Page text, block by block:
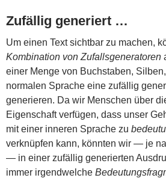
Zufällig generiert …
Um einen Text sichtbar zu machen,
Kombination von Zufallsgeneratoren
einer Menge von Buchstaben,
normalen Sprache eine zufällig
generieren. Da wir Menschen über
Eigenschaft verfügen, dass unser
mit einer inneren Sprache zu
verknüpfen kann, könnten wir — je
— in einer zufällig generierten
immer irgendwelche